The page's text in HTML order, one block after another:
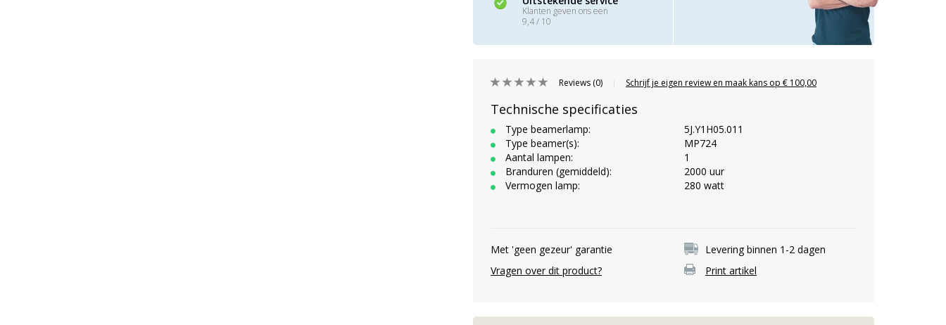
Klanten geven ons een
9,4 / 10
Reviews (0) Schrijf je eigen review en maak kans op € 100,00
Technische specificaties
Type beamerlamp:
5J.Y1H05.011
Type beamer(s):
MP724
Aantal lampen:
1
Branduren (gemiddeld):
2000 uur
Vermogen lamp:
280 watt
Met 'geen gezeur' garantie
Levering binnen 1-2 dagen
Vragen over dit product?
Print artikel